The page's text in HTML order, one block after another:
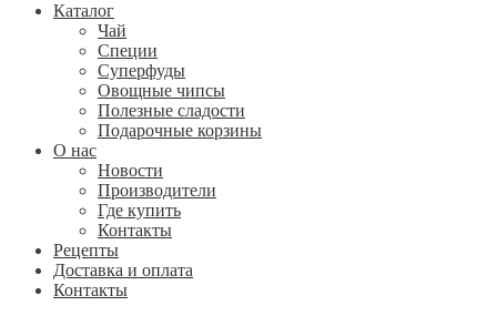
Каталог
Чай
Специи
Cуперфуды
Овощные чипсы
Полезные сладости
Подарочные корзины
О нас
Новости
Производители
Где купить
Контакты
Рецепты
Доставка и оплата
Контакты